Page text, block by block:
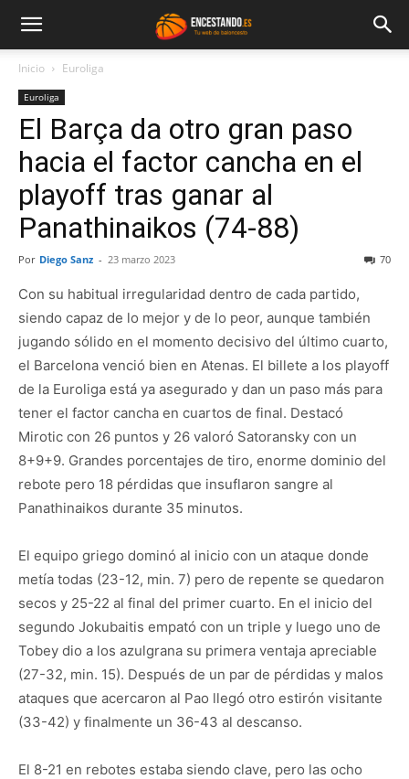
Inicio Euroliga
Euroliga
El Barça da otro gran paso
hacia el factor cancha en el
playoff tras ganar al
Panathinaikos (74-88)
Por Diego Sanz - 23 marzo 2023 70
Con su habitual irregularidad dentro de cada partido,
siendo capaz de lo mejor y de lo peor, aunque también
jugando sólido en el momento decisivo del último cuarto,
el Barcelona venció bien en Atenas. El billete a los playoff
de la Euroliga está ya asegurado y dan un paso más para
tener el factor cancha en cuartos de final. Destacó
Mirotic con 26 puntos y 26 valoró Satoransky con un
8+9+9. Grandes porcentajes de tiro, enorme dominio del
rebote pero 18 pérdidas que insuflaron sangre al
Panathinaikos durante 35 minutos.
El equipo griego dominó al inicio con un ataque donde
metía todas (23-12, min. 7) pero de repente se quedaron
secos y 25-22 al final del primer cuarto. En el inicio del
segundo Jokubaitis empató con un triple y luego uno de
Tobey dio a los azulgrana su primera ventaja apreciable
(27-32, min. 15). Después de un par de pérdidas y malos
ataques que acercaron al Pao llegó otro estirón visitante
(33-42) y finalmente un 36-43 al descanso.
El 8-21 en rebotes estaba siendo clave, pero las ocho